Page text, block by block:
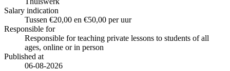
Salary indication
Tussen €20,00 en €50,00 per uur
Responsible for
Responsible for teaching private lessons to students of all
ages, online or in person
Published at
06-08-2026